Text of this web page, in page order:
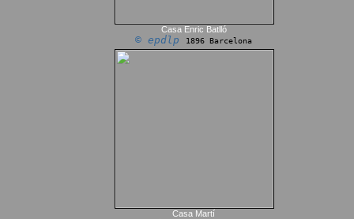
Casa Enric Batlló
© epdlp 1896 Barcelona
Casa Martí